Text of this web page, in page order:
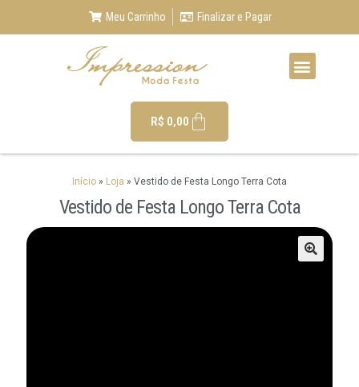
Meu Carrinho Finalizar e Pagar
R$ 0,00
Início » Loja » Vestido de Festa Longo Terra Cota
Vestido de Festa Longo Terra Cota